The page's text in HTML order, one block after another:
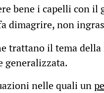
bene i capelli con
dimagrire, non
trattano il tema
generalizzata.
nelle quali un